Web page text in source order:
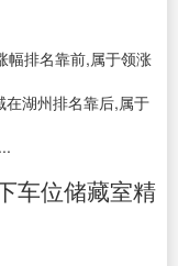
幅排名靠前,属于领涨
湖州排名靠后,属于
车位储藏室精